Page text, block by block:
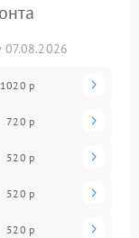
07.08.2026
1020 р
720 р
520 р
520 р
520 р